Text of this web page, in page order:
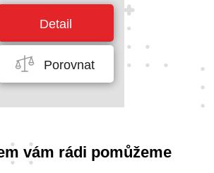
Detail
Porovnat
vám rádi pomůžeme